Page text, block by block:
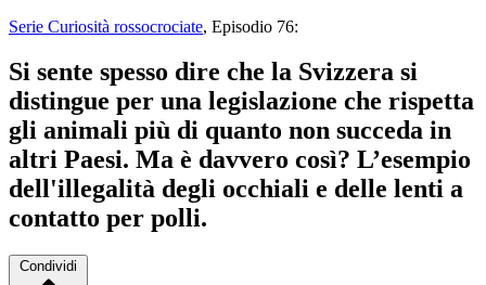
Serie Curiosità rossocrociate, Episodio 76:
Si sente spesso dire che la Svizzera si
distingue per una legislazione che rispetta
gli animali più di quanto non succeda in
altri Paesi. Ma è davvero così? L’esempio
dell'illegalità degli occhiali e delle lenti a
contatto per polli.
Condividi